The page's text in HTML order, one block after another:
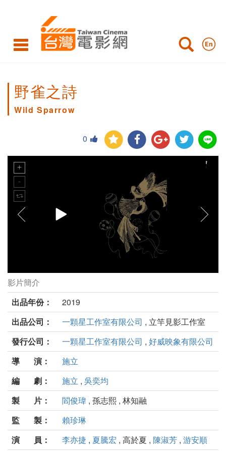
野雀之詩
Wild Sparrow
0
野雀之詩劇照
影片簡介
出品年份：
2019
出品公司：
一顆星工作室有限公司 , 立竿見影工作室
發行公司：
一顆星工作室有限公司 , 好威映象有限公司
導 演：
施立
編 劇：
施立 , 吳奕均
製 片：
閻俊瑋 , 孫志熙 , 林知融
監 製：
賴珍琳
演 員：
李亦捷 , 夏騰宏 , 高於夏 , 陳淑芳 , 游安順